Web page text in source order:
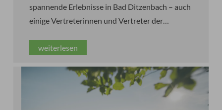
spannende Erlebnisse in Bad Ditzenbach – auch
einige Vertreterinnen und Vertreter der
weiterlesen